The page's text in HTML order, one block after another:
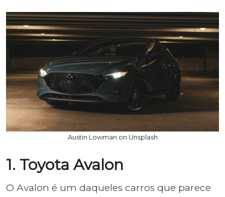
Austin Lowman on Unsplash
1. Toyota Avalon
O Avalon é um daqueles carros que parece